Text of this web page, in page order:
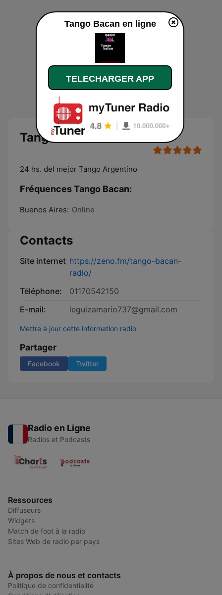
Tango Bacan
24 hs. del mejor Tango Argentino
Fréquences Tango Bacan:
Buenos Aires: Online
Contacts
Site internet https://zeno.fm/tango-bacan-
radio/
Téléphone:
01170542150
E-mail:
leguizamario737@gmail.com
Mettre à jour cette information radio
Partager
Facebook Twitter
Radio en Ligne
Radios et Podcasts
Ressources
Diffuseurs
Widgets
Match de foot à la radio
Sites Web de radio par pays
À propos de nous et contacts
Politique de confidentialité
Tango Bacan en ligne
TELECHARGER APP